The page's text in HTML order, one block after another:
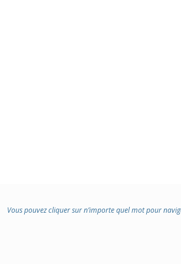
Vous pouvez cliquer sur n’importe quel mot pour